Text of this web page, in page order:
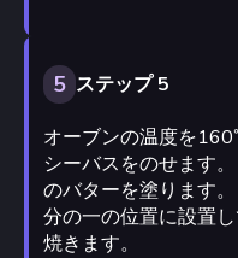
5 ステップ 5
オーブンの温度を
シーバスをのせます
のバターを塗ります
分の一の位置に設置
焼きます。